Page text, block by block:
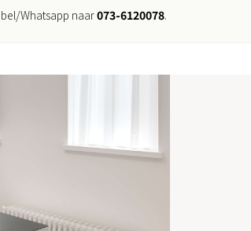
bel/Whatsapp naar073-6120078.